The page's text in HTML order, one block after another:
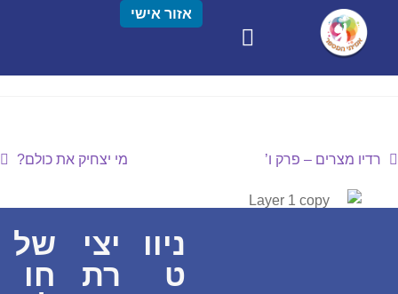
אזור אישי
רדיו מצרים – פרק ו’ מי יצחיק את כולם?
ניוו
ט
יצי
רת
של
חו